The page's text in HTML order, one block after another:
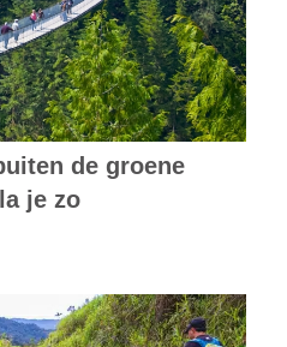
de groene
je zo